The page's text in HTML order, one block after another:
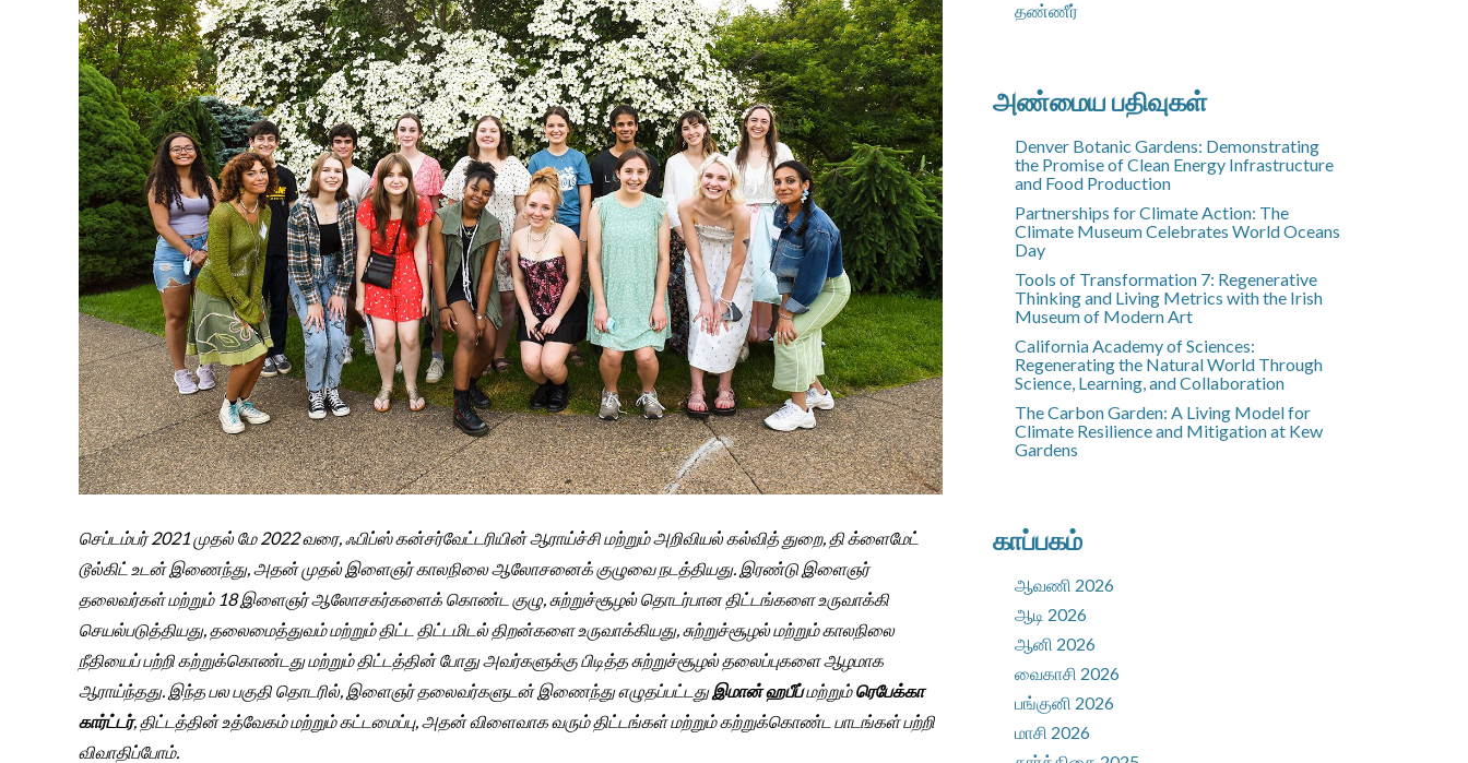
செப்டம்பர் 2021 முதல் மே 2022 வரை, ஃபிப்ஸ் கன்சர்வேட்டரியின் ஆராய்ச்சி மற்றும் அறிவியல் கல்வித் துறை, தி க்ளைமேட்
டூல்கிட் உடன் இணைந்து, அதன் முதல் இளைஞர் காலநிலை ஆலோசனைக் குழுவை நடத்தியது. இரண்டு இளைஞர்
தலைவர்கள் மற்றும் 18 இளைஞர் ஆலோசகர்களைக் கொண்ட குழு, சுற்றுச்சூழல் தொடர்பான திட்டங்களை உருவாக்கி
செயல்படுத்தியது, தலைமைத்துவம் மற்றும் திட்ட திட்டமிடல் திறன்களை உருவாக்கியது, சுற்றுச்சூழல் மற்றும் காலநிலை
நீதியைப் பற்றி கற்றுக்கொண்டது மற்றும் திட்டத்தின் போது அவர்களுக்கு பிடித்த சுற்றுச்சூழல் தலைப்புகளை ஆழமாக
ஆராய்ந்தது. இந்த பல பகுதி தொடரில், இளைஞர் தலைவர்களுடன் இணைந்து எழுதப்பட்டதுஇமான் ஹபீப்மற்றும்ரெபேக்கா
கார்ட்டர், திட்டத்தின் உத்வேகம் மற்றும் கட்டமைப்பு, அதன் விளைவாக வரும் திட்டங்கள் மற்றும் கற்றுக்கொண்ட பாடங்கள் பற்றி
விவாதிப்போம்.
தண்ணீர்
அண்மைய பதிவுகள்
Denver Botanic Gardens: Demonstrating
the Promise of Clean Energy Infrastructure
and Food Production
Partnerships for Climate Action: The
Climate Museum Celebrates World Oceans
Day
Tools of Transformation 7: Regenerative
Thinking and Living Metrics with the Irish
Museum of Modern Art
California Academy of Sciences:
Regenerating the Natural World Through
Science, Learning, and Collaboration
The Carbon Garden: A Living Model for
Climate Resilience and Mitigation at Kew
Gardens
காப்பகம்
ஆவணி 2026
ஆடி 2026
ஆனி 2026
வைகாசி 2026
பங்குனி 2026
மாசி 2026